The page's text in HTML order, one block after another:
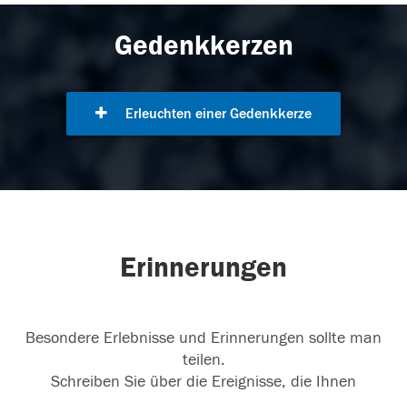
Gedenkkerzen
Erleuchten einer Gedenkkerze
Erinnerungen
Besondere Erlebnisse und Erinnerungen sollte man
teilen.
Schreiben Sie über die Ereignisse, die Ihnen